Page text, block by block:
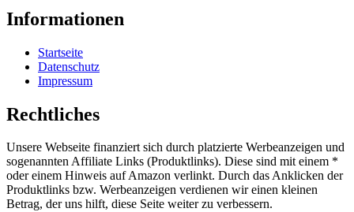
Informationen
Startseite
Datenschutz
Impressum
Rechtliches
Unsere Webseite finanziert sich durch platzierte Werbeanzeigen und
sogenannten Affiliate Links (Produktlinks). Diese sind mit einem *
oder einem Hinweis auf Amazon verlinkt. Durch das Anklicken der
Produktlinks bzw. Werbeanzeigen verdienen wir einen kleinen
Betrag, der uns hilft, diese Seite weiter zu verbessern.